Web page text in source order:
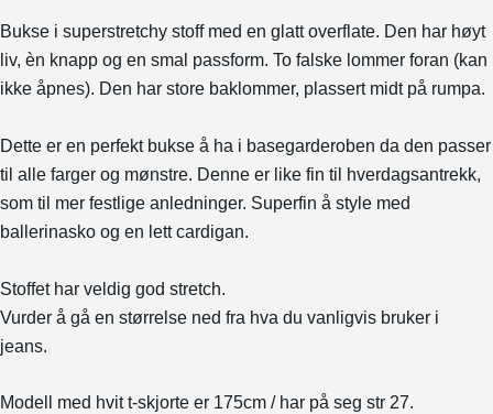
Bukse i superstretchy stoff med en glatt overflate. Den har høyt
liv, èn knapp og en smal passform. To falske lommer foran (kan
ikke åpnes). Den har store baklommer, plassert midt på rumpa.
Dette er en perfekt bukse å ha i basegarderoben da den passer
til alle farger og mønstre. Denne er like fin til hverdagsantrekk,
som til mer festlige anledninger. Superfin å style med
ballerinasko og en lett cardigan.
Stoffet har veldig god stretch.
Vurder å gå en størrelse ned fra hva du vanligvis bruker i
jeans.
Modell med hvit t-skjorte er 175cm / har på seg str 27.